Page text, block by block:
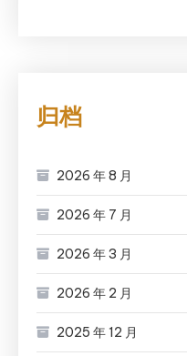
归档
2026 年 8 月
2026 年 7 月
2026 年 3 月
2026 年 2 月
2025 年 12 月